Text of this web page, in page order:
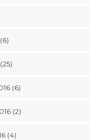
(6)
(2)
(4)